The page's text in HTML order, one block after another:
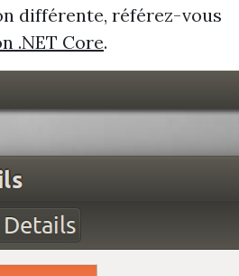
différente, référez-vous
.NET Core.